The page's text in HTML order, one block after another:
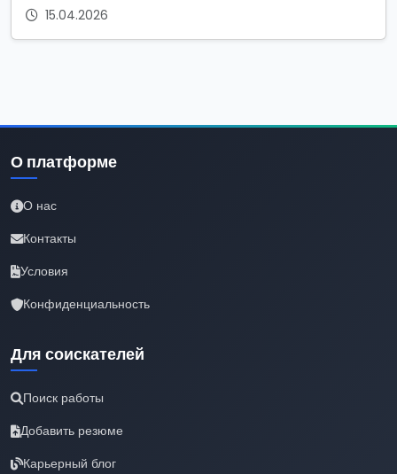
15.04.2026
О платформе
О нас
Контакты
Условия
Конфиденциальность
Для соискателей
Поиск работы
Добавить резюме
Карьерный блог